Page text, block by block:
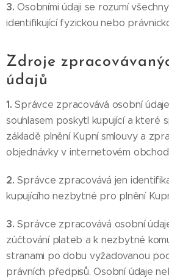
3.Osobními údaji se rozumí
identifikující fyzickou nebo
Zdroje
údajů
1.Správce zpracovává osobní
souhlasem poskytl kupující a které
základě plnění Kupní smlouvy a
objednávky v internetovém
2. Správce zpracovává jen
kupujícího nezbytné pro plnění
3.Správce zpracovává osobní
zúčtování plateb a k nezbytné
stranami po dobu vyžadovanou
právních předpisů. Osobní údaje